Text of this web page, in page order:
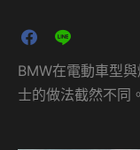
BMW在電動車型
士的做法截然不同